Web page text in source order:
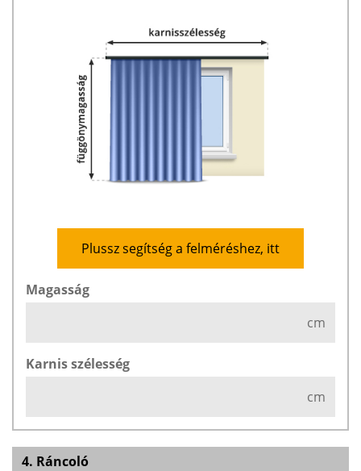
Plussz segítség a felméréshez, itt
Magasság
cm
Karnis szélesség
cm
4. Ráncoló